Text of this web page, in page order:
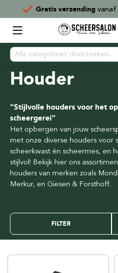
Voor15:00
Houder
"Stijlvolle houders voor het
scheergerei"
Het opbergen van jouw
met onze diverse houders voor
scheerkwast én scheermes, en
stijlvol! Bekijk hier ons
houders van merken zoals
Merkur, en Giesen & Forsthoff.
FILTER